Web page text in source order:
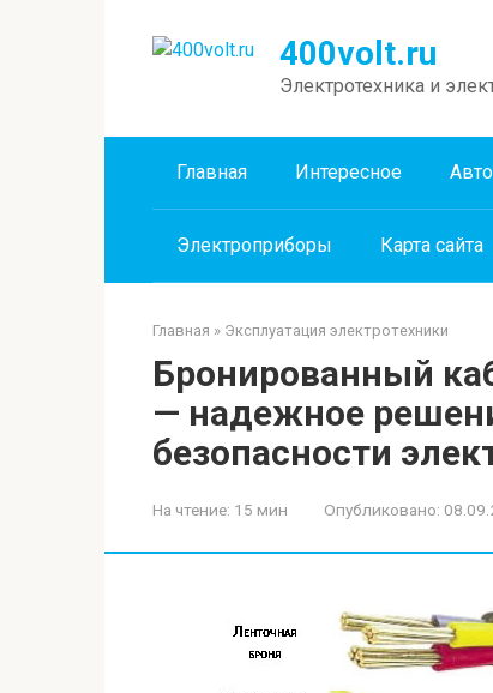
400volt.ru
Электротехника и
Главная Интересное
Электроприборы Карта сайта
Главная » Эксплуатация электротехники
Бронированный
— надежное
безопасности
На чтение: 15 мин Опубликовано: